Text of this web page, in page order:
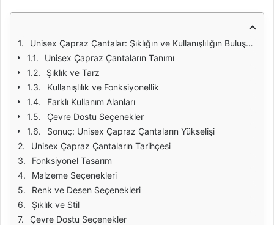
Unisex Çapraz Çantalar: Şıklığın ve Kullanışlılığın Buluşma Noktası
Unisex Çapraz Çantaların Tanımı
Şıklık ve Tarz
Kullanışlılık ve Fonksiyonellik
Farklı Kullanım Alanları
Çevre Dostu Seçenekler
Sonuç: Unisex Çapraz Çantaların Yükselişi
Unisex Çapraz Çantaların Tarihçesi
Fonksiyonel Tasarım
Malzeme Seçenekleri
Renk ve Desen Seçenekleri
Şıklık ve Stil
Çevre Dostu Seçenekler